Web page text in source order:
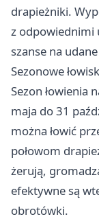
drapieżniki.
z odpowiednimi
szanse na
Sezonowe
Sezon łowienia
maja do 31
można łowić
połowom
żerują,
efektywne są
obrotówki.